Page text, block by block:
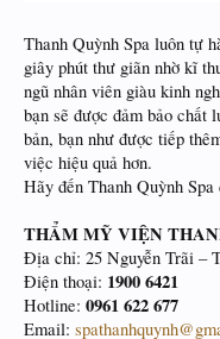
Thanh Quỳnh Spa luôn tự
giây phút thư giãn nhờ kĩ
ngũ nhân viên giàu kinh
bạn sẽ được đảm bảo chất
bản, bạn như được tiếp
việc hiệu quả hơn.
Hãy đến Thanh Quỳnh
THẨM MỸ VIỆN
Địa chỉ: 25 Nguyễn Trãi –
Điện thoại: 1900 6421
Hotline: 0961 622 677
Email: